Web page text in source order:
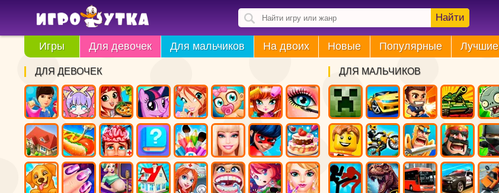
Найти
Игры Для девочек Для мальчиков На двоих Новые Популярные Лучшие
ДЛЯ МАЛЬЧИКОВ
ДЛЯ ДЕВОЧЕК